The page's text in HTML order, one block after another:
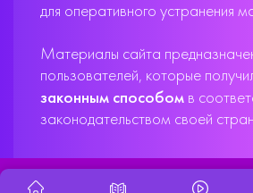
для оперативного устранения
Материалы сайта
пользователей, которые
законным способом в
законодательством своей
X33T10